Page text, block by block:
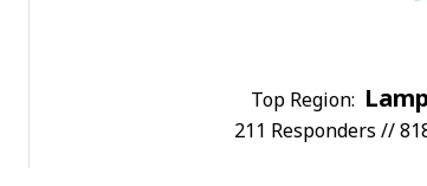
Top Region:
211 Responders //